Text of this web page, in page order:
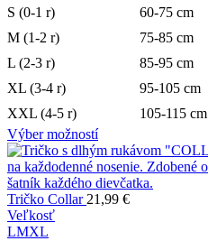
S (0-1 r)
60-75 cm
M (1-2 r)
75-85 cm
L (2-3 r)
85-95 cm
XL (3-4 r)
95-105 cm
XXL (4-5 r)
105-115 cm
Výber možností
Tričko Collar 21,99 €
Veľkosť
LMXL